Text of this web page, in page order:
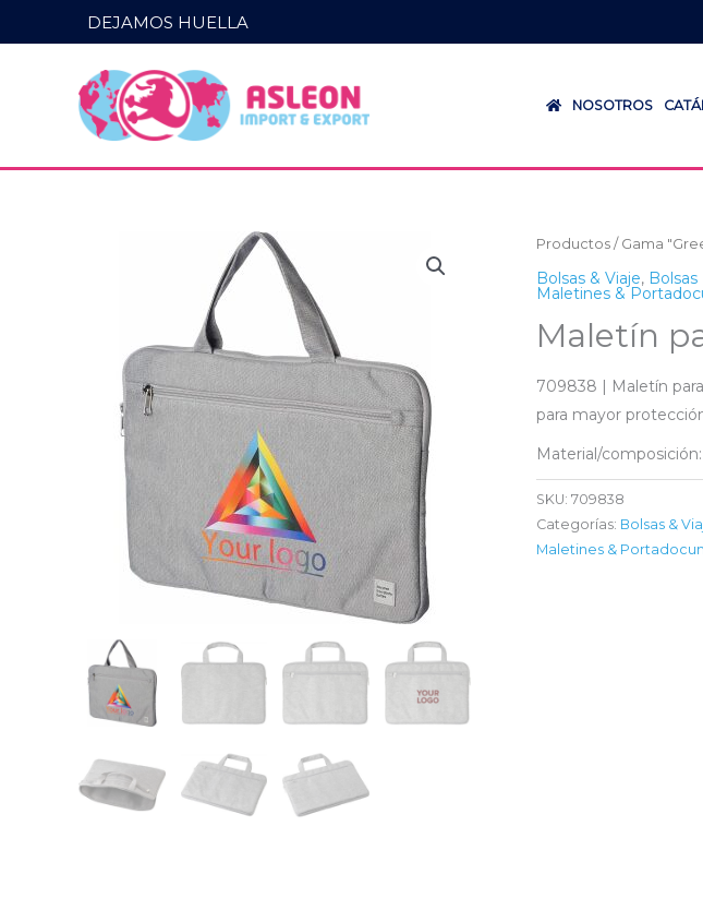
al
DEJAMOS HUELLA
NOSOTROS
Productos / Gama
Bolsas & Viaje, Bolsas
Maletines &
Maletín
709838 | Maletín
para mayor
Material/
SKU: 709838
Categorías: Bolsas &
Maletines &